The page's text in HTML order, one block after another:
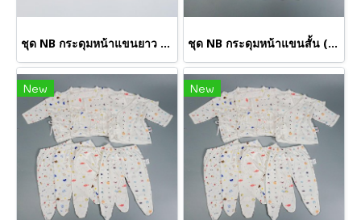
ชุด NB กระดุมหน้าแขนยาว (ขายส่งเริ่มต้น 100 ชุด) ชุด NB กระดุมหน้าแขนสั้น (ขายส่งเริ่มต้น 100 ชุด )
New New